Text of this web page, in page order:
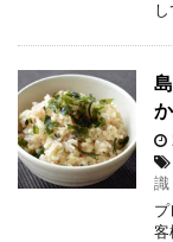
識
客